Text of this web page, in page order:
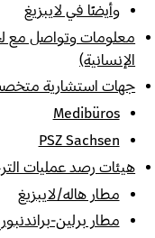
وأيضًا في لايبزيغ
معلومات وتواصل مع لجنة
الإنسانية)
جهات استشارية
Medibüros
PSZ Sachsen
هيئات رصد عمليات
مطار هاله/لايبزيغ
مطار برلين-براندنبورغ